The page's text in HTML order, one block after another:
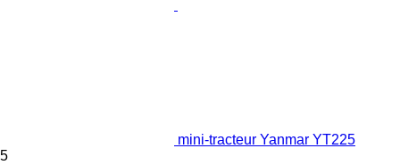
mini-tracteur Yanmar YT225
5